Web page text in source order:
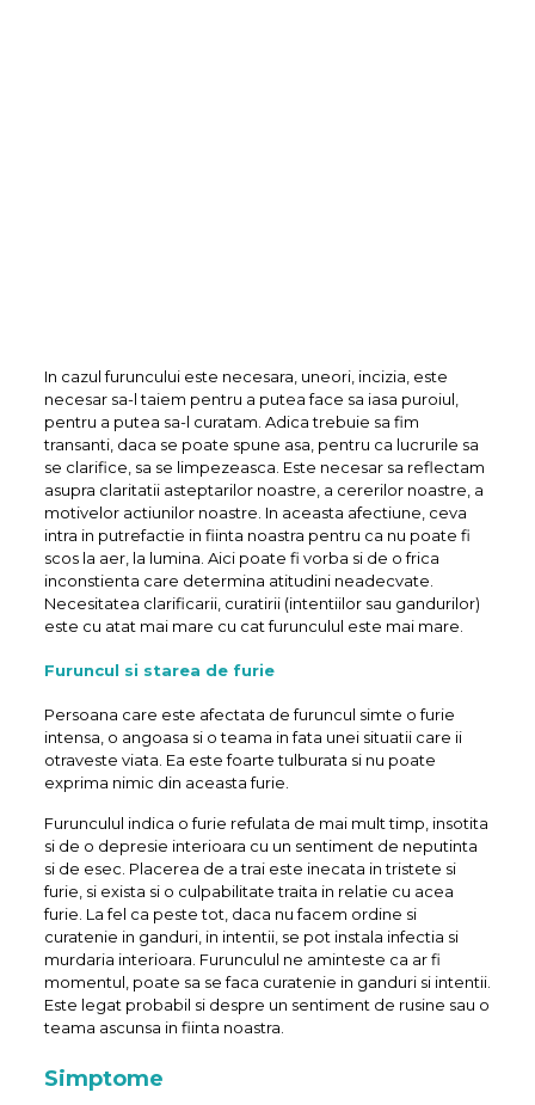
In cazul furuncului este necesara, uneori, incizia, este
necesar sa-l taiem pentru a putea face sa iasa puroiul,
pentru a putea sa-l curatam. Adica trebuie sa fim
transanti, daca se poate spune asa, pentru ca lucrurile sa
se clarifice, sa se limpezeasca. Este necesar sa reflectam
asupra claritatii asteptarilor noastre, a cererilor noastre, a
motivelor actiunilor noastre. In aceasta afectiune, ceva
intra in putrefactie in fiinta noastra pentru ca nu poate fi
scos la aer, la lumina. Aici poate fi vorba si de o frica
inconstienta care determina atitudini neadecvate.
Necesitatea clarificarii, curatirii (intentiilor sau gandurilor)
este cu atat mai mare cu cat furunculul este mai mare.
Furuncul si starea de furie
Persoana care este afectata de furuncul simte o furie
intensa, o angoasa si o teama in fata unei situatii care ii
otraveste viata. Ea este foarte tulburata si nu poate
exprima nimic din aceasta furie.
Furunculul indica o furie refulata de mai mult timp, insotita
si de o depresie interioara cu un sentiment de neputinta
si de esec. Placerea de a trai este inecata in tristete si
furie, si exista si o culpabilitate traita in relatie cu acea
furie. La fel ca peste tot, daca nu facem ordine si
curatenie in ganduri, in intentii, se pot instala infectia si
murdaria interioara. Furunculul ne aminteste ca ar fi
momentul, poate sa se faca curatenie in ganduri si intentii.
Este legat probabil si despre un sentiment de rusine sau o
teama ascunsa in fiinta noastra.
Simptome